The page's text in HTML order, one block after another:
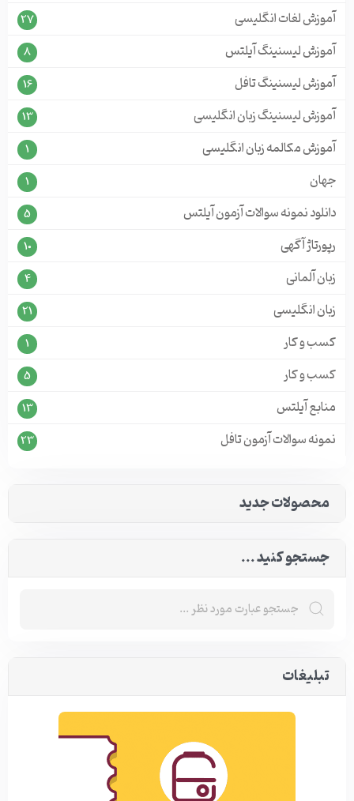
آموزش لغات انگلیسی 27
آموزش لیسنینگ آیلتس 8
آموزش لیسنینگ تافل 16
آموزش لیسنینگ زبان انگلیسی 13
آموزش مکالمه زبان انگلیسی 1
جهان 1
دانلود نمونه سوالات آزمون آیلتس 5
رپورتاژ آگهی 10
زبان آلمانی 4
زبان انگلیسی 21
کسب و کار 1
کسب و کار 5
منابع آیلتس 13
نمونه سوالات آزمون تافل 23
محصولات جدید
جستجو کنید ...
تبلیغات